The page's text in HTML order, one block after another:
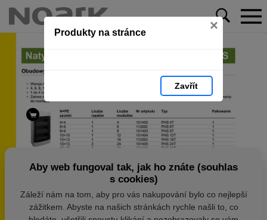
Produkty na stránce ×
Zavřít
Aby web fungoval tak, jak ho znáte (souhlas
s cookies)
Záleží nám na tom, aby pro vás nakupování bylo co nejlepší
zážitkem. Abyste na našich stránkách rychle našli to, co